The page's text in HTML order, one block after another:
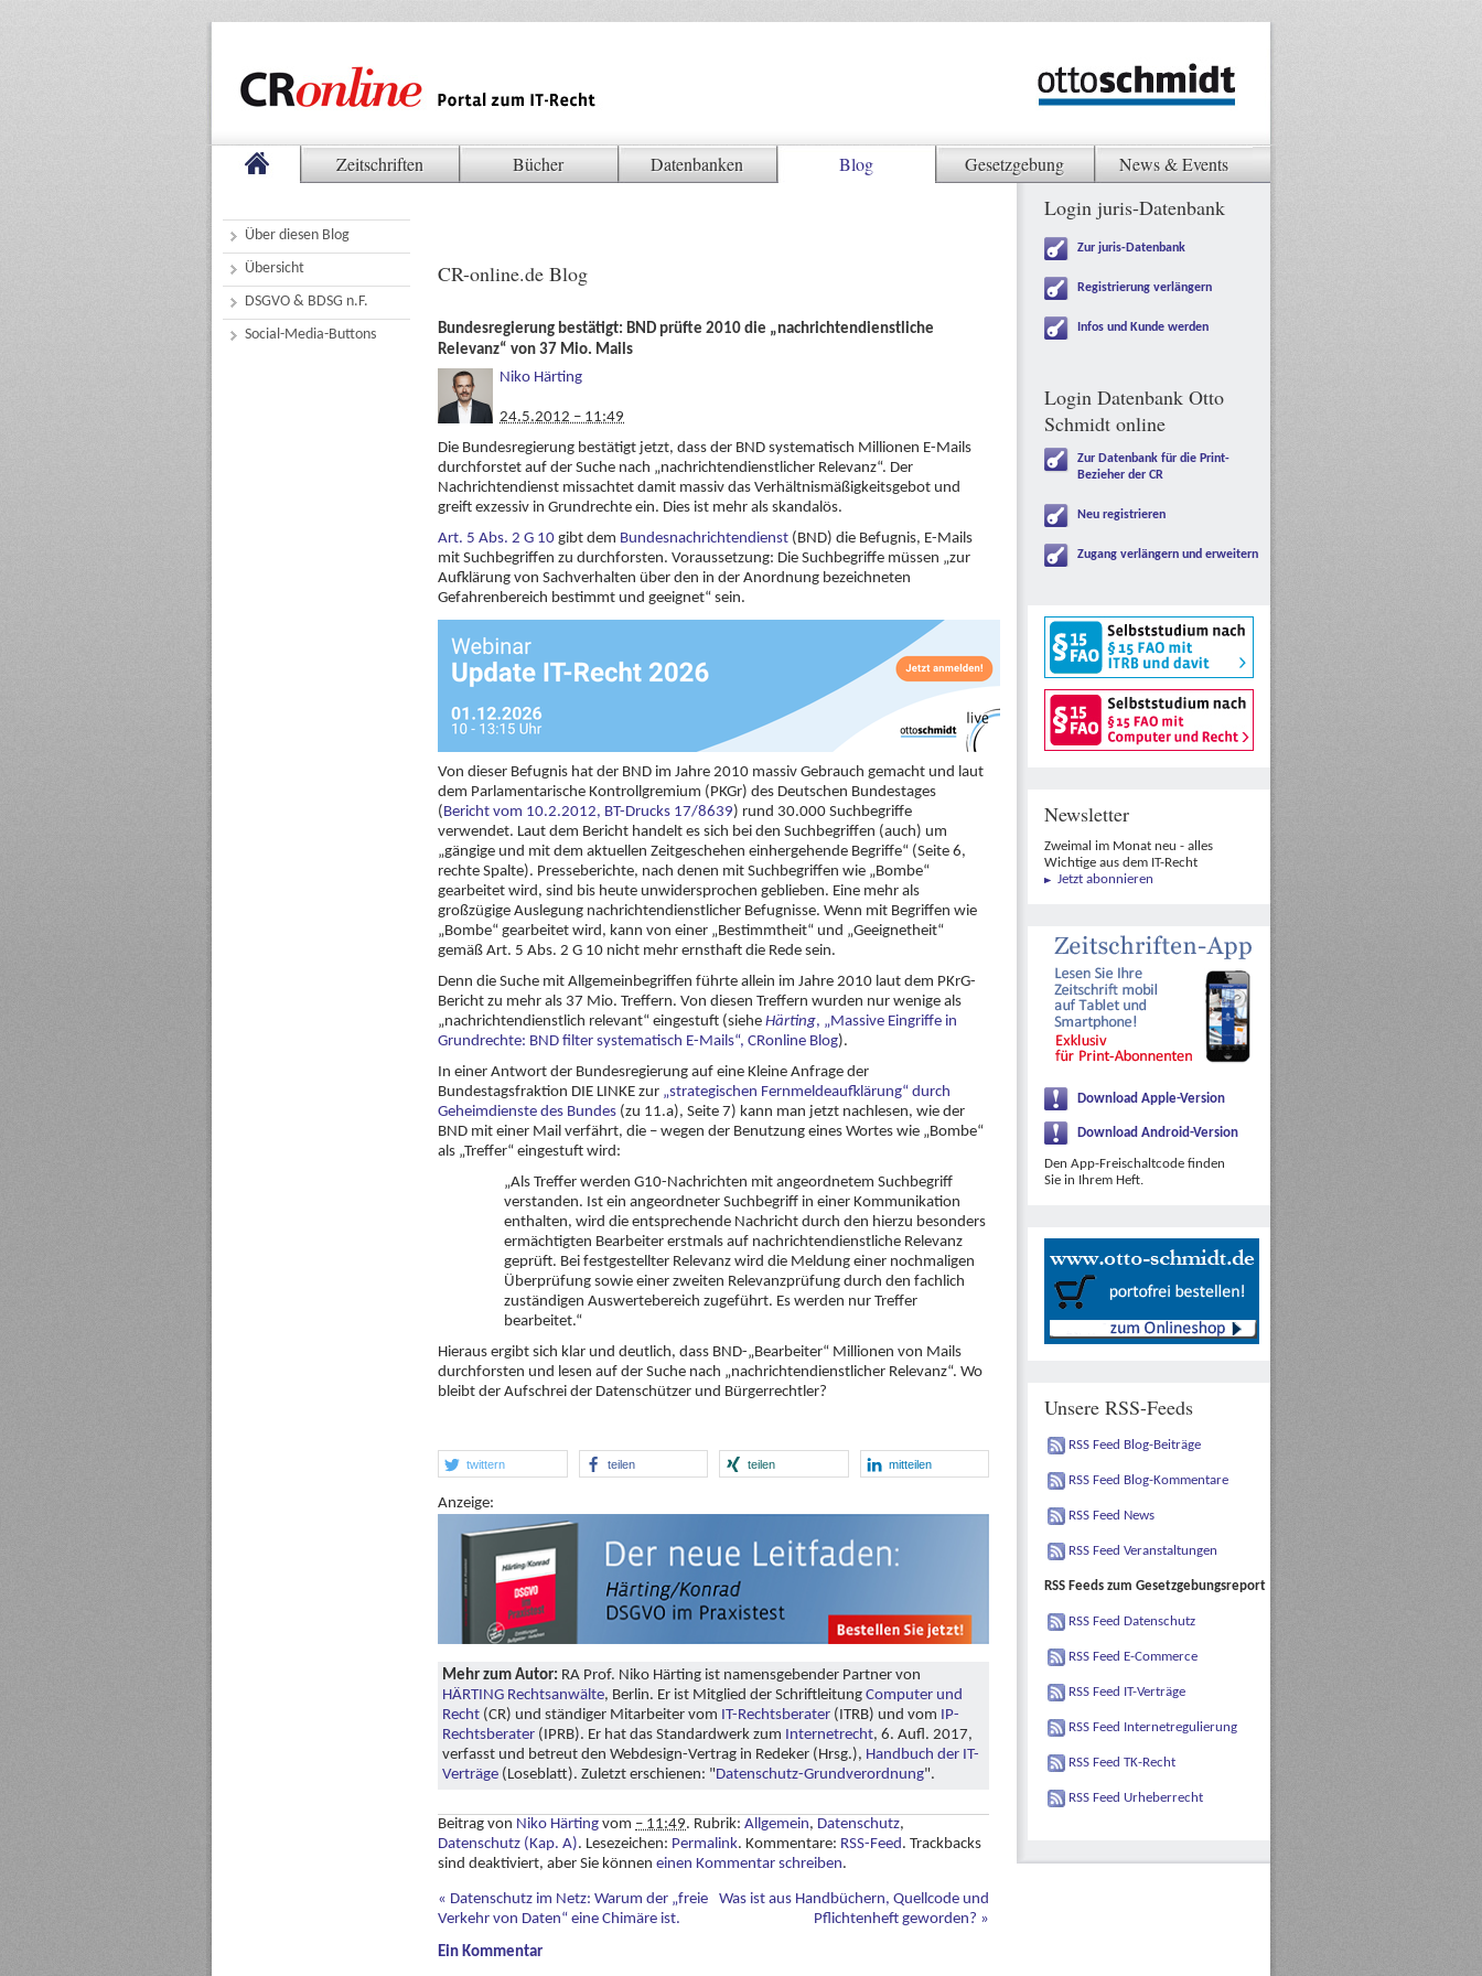
Zeitschriften Bücher Datenbanken Blog Gesetzgebung News & Events
Über diesen Blog
Übersicht
DSGVO & BDSG n.F.
Social-Media-Buttons
CR-online.de Blog
Bundesregierung bestätigt: BND prüfte 2010 die „nachrichtendienstliche
Relevanz“ von 37 Mio. Mails
Niko Härting
24.5.2012 – 11:49
Die Bundesregierung bestätigt jetzt, dass der BND systematisch Millionen E-Mails
durchforstet auf der Suche nach „nachrichtendienstlicher Relevanz“. Der
Nachrichtendienst missachtet damit massiv das Verhältnismäßigkeitsgebot und
greift exzessiv in Grundrechte ein. Dies ist mehr als skandalös.
Art. 5 Abs. 2 G 10 gibt dem Bundesnachrichtendienst (BND) die Befugnis, E-Mails
mit Suchbegriffen zu durchforsten. Voraussetzung: Die Suchbegriffe müssen „zur
Aufklärung von Sachverhalten über den in der Anordnung bezeichneten
Gefahrenbereich bestimmt und geeignet“ sein.
Von dieser Befugnis hat der BND im Jahre 2010 massiv Gebrauch gemacht und laut
dem Parlamentarische Kontrollgremium (PKGr) des Deutschen Bundestages
(Bericht vom 10.2.2012, BT-Drucks 17/8639) rund 30.000 Suchbegriffe
verwendet. Laut dem Bericht handelt es sich bei den Suchbegriffen (auch) um
„gängige und mit dem aktuellen Zeitgeschehen einhergehende Begriffe“ (Seite 6,
rechte Spalte). Presseberichte, nach denen mit Suchbegriffen wie „Bombe“
gearbeitet wird, sind bis heute unwidersprochen geblieben. Eine mehr als
großzügige Auslegung nachrichtendienstlicher Befugnisse. Wenn mit Begriffen wie
„Bombe“ gearbeitet wird, kann von einer „Bestimmtheit“ und „Geeignetheit“
gemäß Art. 5 Abs. 2 G 10 nicht mehr ernsthaft die Rede sein.
Denn die Suche mit Allgemeinbegriffen führte allein im Jahre 2010 laut dem PKrG-
Bericht zu mehr als 37 Mio. Treffern. Von diesen Treffern wurden nur wenige als
„nachrichtendienstlich relevant“ eingestuft (siehe Härting, „Massive Eingriffe in
Grundrechte: BND filter systematisch E-Mails“, CRonline Blog).
In einer Antwort der Bundesregierung auf eine Kleine Anfrage der
Bundestagsfraktion DIE LINKE zur „strategischen Fernmeldeaufklärung“ durch
Geheimdienste des Bundes (zu 11.a), Seite 7) kann man jetzt nachlesen, wie der
BND mit einer Mail verfährt, die – wegen der Benutzung eines Wortes wie „Bombe“
als „Treffer“ eingestuft wird:
„Als Treffer werden G10-Nachrichten mit angeordnetem Suchbegriff
verstanden. Ist ein angeordneter Suchbegriff in einer Kommunikation
enthalten, wird die entsprechende Nachricht durch den hierzu besonders
ermächtigten Bearbeiter erstmals auf nachrichtendienstliche Relevanz
geprüft. Bei festgestellter Relevanz wird die Meldung einer nochmaligen
Überprüfung sowie einer zweiten Relevanzprüfung durch den fachlich
zuständigen Auswertebereich zugeführt. Es werden nur Treffer
bearbeitet.“
Hieraus ergibt sich klar und deutlich, dass BND-„Bearbeiter“ Millionen von Mails
durchforsten und lesen auf der Suche nach „nachrichtendienstlicher Relevanz“. Wo
bleibt der Aufschrei der Datenschützer und Bürgerrechtler?
twittern teilen teilen mitteilen
Anzeige:
Mehr zum Autor: RA Prof. Niko Härting ist namensgebender Partner von
HÄRTING Rechtsanwälte, Berlin. Er ist Mitglied der Schriftleitung Computer und
Recht (CR) und ständiger Mitarbeiter vom IT-Rechtsberater (ITRB) und vom
IP-
Rechtsberater (IPRB). Er hat das Standardwerk zum Internetrecht, 6. Aufl. 2017,
verfasst und betreut den Webdesign-Vertrag in Redeker (Hrsg.), Handbuch der IT-
Verträge (Loseblatt). Zuletzt erschienen: " Datenschutz-Grundverordnung".
Beitrag von Niko Härting vom – 11:49. Rubrik: Allgemein, Datenschutz,
Datenschutz (Kap. A). Lesezeichen: Permalink. Kommentare: RSS-Feed . Trackbacks
sind deaktiviert, aber Sie können einen Kommentar schreiben.
« Datenschutz im Netz: Warum der „freie
Verkehr von Daten“ eine Chimäre ist.
Was ist aus Handbüchern, Quellcode und
Pflichtenheft geworden? »
Ein Kommentar
Login juris-Datenbank
Zur juris-Datenbank
Registrierung verlängern
Infos und Kunde werden
Login Datenbank Otto
Schmidt online
Zur Datenbank für die Print-
Bezieher der CR
Neu registrieren
Zugang verlängern und erweitern
Newsletter
Zweimal im Monat neu - alles
Wichtige aus dem IT-Recht
Jetzt abonnieren
Download Apple-Version
Download Android-Version
Den App-Freischaltcode finden
Sie in Ihrem Heft.
Unsere RSS-Feeds
RSS Feed Blog-Beiträge
RSS Feed Blog-Kommentare
RSS Feed News
RSS Feed Veranstaltungen
RSS Feeds zum Gesetzgebungsreport
RSS Feed Datenschutz
RSS Feed E-Commerce
RSS Feed IT-Verträge
RSS Feed Internetregulierung
RSS Feed TK-Recht
RSS Feed Urheberrecht